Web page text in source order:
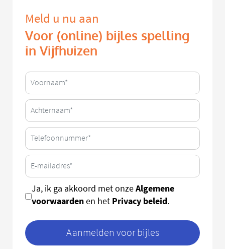
Meld u nu aan
Voor (online) bijles spelling
in Vijfhuizen
Ja, ik ga akkoord met onzeAlgemene
voorwaardenen het Privacy beleid.
Aanmelden voor bijles